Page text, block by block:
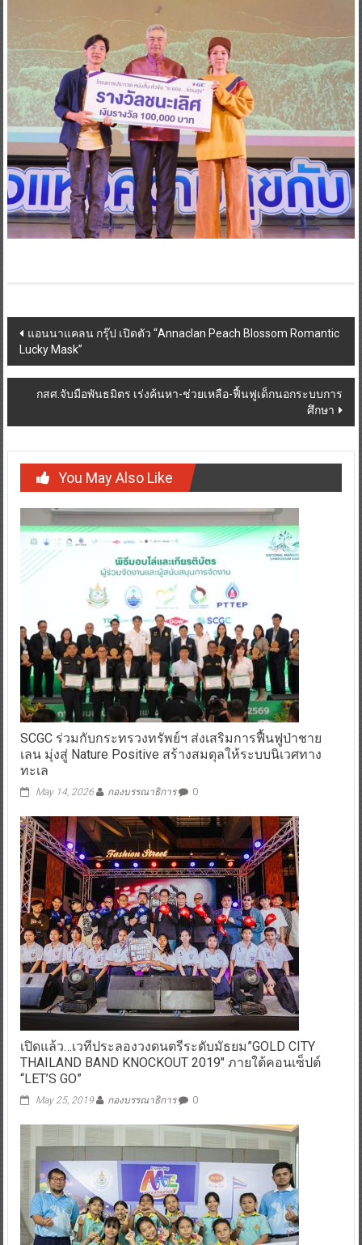
Post
navigation
แอนนาแคลน กรุ๊ป เปิดตัว “Annaclan Peach Blossom Romantic
Lucky Mask”
กสศ.จับมือพันธมิตร เร่งค้นหา-ช่วยเหลือ-ฟื้นฟูเด็กนอกระบบการ
ศึกษา
You May Also Like
SCGC ร่วมกับกระทรวงทรัพย์ฯ ส่งเสริมการฟื้นฟูป่าชาย
เลน มุ่งสู่ Nature Positive สร้างสมดุลให้ระบบนิเวศทาง
ทะเล
May 14, 2026 กองบรรณาธิการ 0
เปิดแล้ว…เวทีประลองวงดนตรีระดับมัธยม”GOLD CITY
THAILAND BAND KNOCKOUT 2019″ ภายใต้คอนเซ็ปต์
“LET’S GO”
May 25, 2019 กองบรรณาธิการ 0